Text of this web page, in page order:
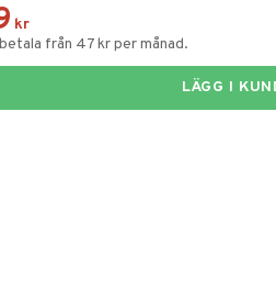
kr
från 47 kr per månad.
LÄGG I